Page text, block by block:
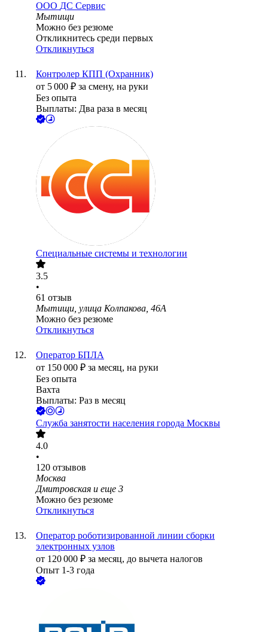
ООО ДС Сервис
Мытищи
Можно без резюме
Откликнитесь среди первых
Откликнуться
Контролер КПП (Охранник)
от 5 000 ₽ за смену, на руки
Без опыта
Выплаты: Два раза в месяц
Специальные системы и технологии
3.5
•
61 отзыв
Мытищи, улица Колпакова, 46А
Можно без резюме
Откликнуться
Оператор БПЛА
от 150 000 ₽ за месяц, на руки
Без опыта
Вахта
Выплаты: Раз в месяц
Служба занятости населения города Москвы
4.0
•
120 отзывов
Москва
Дмитровская и еще 3
Можно без резюме
Откликнуться
Оператор роботизированной линии сборки
электронных узлов
от 120 000 ₽ за месяц, до вычета налогов
Опыт 1-3 года